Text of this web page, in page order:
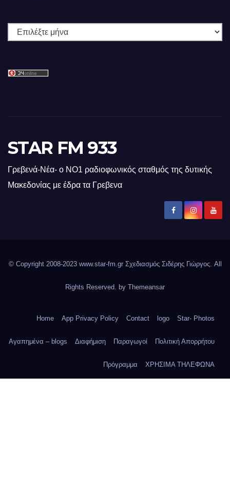
Ιστορικό
STAR FM 933
Γρεβενά-Νέα- ο ΝΟ1 ραδιοφωνικός σταθμός της δυτικής
Μακεδονίας με έδρα τα Γρεβενα
© Copyright 2008-2023 www.star-fm.gr Σχεδιασμός Σιδέρης Γιώργος. All
Rights Reserved. by Themeansar
Home App Privacy Policy Contact logo Star- Photos
Αγαπημένα – blogs Διαφήμιση Παραγωγοί Πολιτική Απορρήτου
Πρόγραμμα ΧΡΗΣΙΜΑ ΤΗΛΕΦΩΝΑ